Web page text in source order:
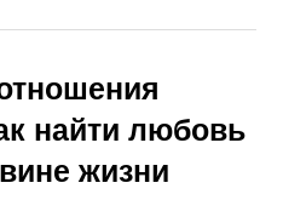
найти любовь
жизни